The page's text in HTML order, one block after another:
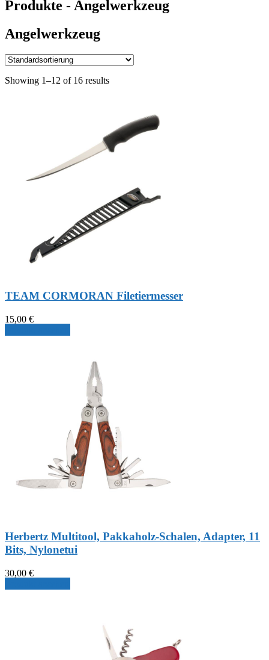
Produkte - Angelwerkzeug
Angelwerkzeug
Showing 1–12 of 16 results
TEAM CORMORAN Filetiermesser
15,00 €
Herbertz Multitool, Pakkaholz-Schalen, Adapter, 11
Bits, Nylonetui
30,00 €